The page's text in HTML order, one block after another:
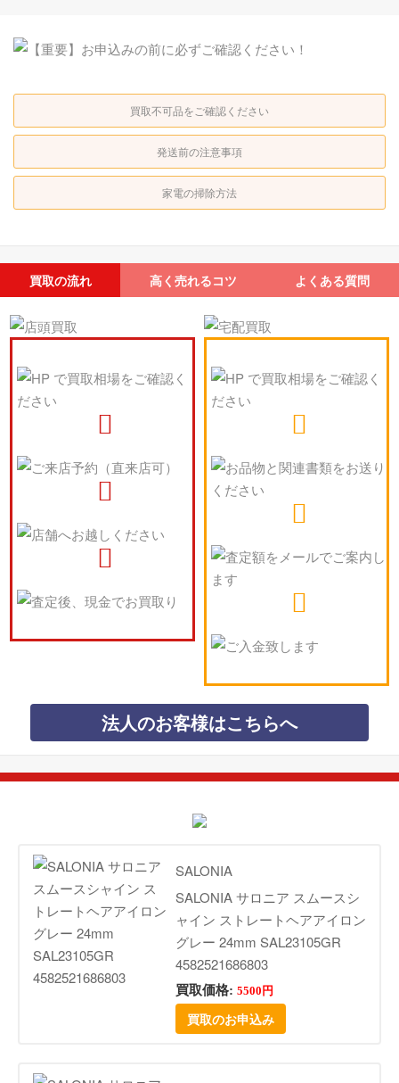
買取不可品をご確認ください
発送前の注意事項
家電の掃除方法
買取の流れ 高く売れるコツ よくある質問
法人のお客様はこちらへ
SALONIA
SALONIA サロニア スムースシ
ャイン ストレートヘアアイロン
グレー 24mm SAL23105GR
4582521686803
買取価格: 5500円
買取のお申込み